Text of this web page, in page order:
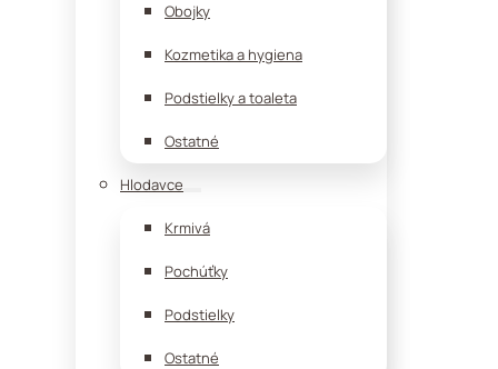
Obojky
Kozmetika a hygiena
Podstielky a toaleta
Ostatné
Hlodavce
Krmivá
Pochúťky
Podstielky
Ostatné